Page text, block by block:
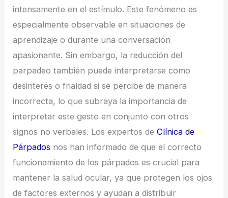
intensamente en el estímulo. Este fenómeno es
especialmente observable en situaciones de
aprendizaje o durante una conversación
apasionante. Sin embargo, la reducción del
parpadeo también puede interpretarse como
desinterés o frialdad si se percibe de manera
incorrecta, lo que subraya la importancia de
interpretar este gesto en conjunto con otros
signos no verbales. Los expertos deClínica de
Párpados nos han informado de que el correcto
funcionamiento de los párpados es crucial para
mantener la salud ocular, ya que protegen los ojos
de factores externos y ayudan a distribuir